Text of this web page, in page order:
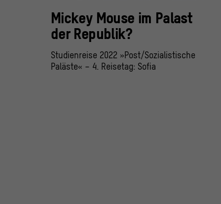
Mickey Mouse im Palast
der Republik?
Studienreise 2022 »Post/Sozialistische
Paläste« – 4. Reisetag: Sofia